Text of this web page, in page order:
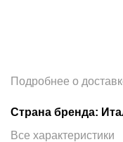
Подробнее о
Страна бренда:
Все характеристики